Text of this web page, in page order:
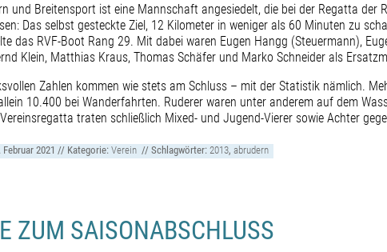
und Breitensport ist eine Mannschaft angesiedelt, die bei der Regatta der
Das selbst gesteckte Ziel, 12 Kilometer in weniger als 60 Minuten zu
das RVF-Boot Rang 29. Mit dabei waren Eugen Hangg (Steuermann),
Klein, Matthias Kraus, Thomas Schäfer und Marko Schneider als
Zahlen kommen wie stets am Schluss – mit der Statistik nämlich.
10.400 bei Wanderfahrten. Ruderer waren unter anderem auf dem
traten schließlich Mixed- und Jugend-Vierer sowie Achter
Februar 2021 // Kategorie:Verein // Schlagwörter:2013,abrudern
ZUM SAISONABSCHLUSS